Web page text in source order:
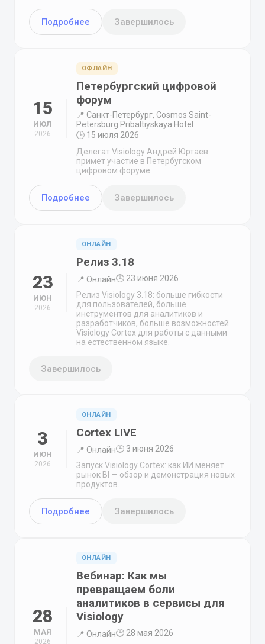
Подробнее Завершилось
15
ИЮЛ
2026
ОФЛАЙН
Петербургский цифровой
форум
📍 Санкт-Петербург, Cosmos Saint-
Petersburg Pribaltiyskaya Hotel
🕒 15 июля 2026
Делегат Visiology Андрей Юртаев
примет участие в Петербугском
цифровом форуме.
Подробнее Завершилось
23
ИЮН
2026
ОНЛАЙН
Релиз 3.18
📍 Онлайн🕒 23 июня 2026
Релиз Visiology 3.18: больше гибкости
для пользователей, больше
инструментов для аналитиков и
разработчиков, больше возможностей
Visiology Cortex для работы с данными
на естественном языке.
Завершилось
3
ИЮН
2026
ОНЛАЙН
Cortex LIVE
📍 Онлайн🕒 3 июня 2026
Запуск Visiology Cortex: как ИИ меняет
рынок BI — обзор и демонстрация новых
продуктов.
Подробнее Завершилось
28
МАЯ
2026
ОНЛАЙН
Вебинар: Как мы
превращаем боли
аналитиков в сервисы для
Visiology
📍 Онлайн🕒 28 мая 2026